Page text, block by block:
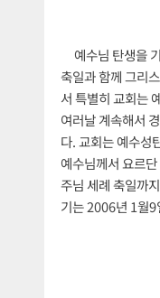
예수님 탄생을
축일과 함께 그리
서 특별히 교회는
여러날 계속해서
다. 교회는 예수성
예수님께서 요르
주님 세례 축일까
기는 2006년 1월9